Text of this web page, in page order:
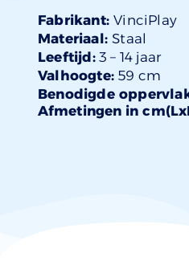
Fabrikant:VinciPlay
Materiaal:Staal
Leeftijd:3 – 14 jaar
Valhoogte: 59 cm
Benodigde
Afmetingen in